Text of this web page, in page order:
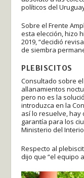
políticos del
Sobre el Frente
esta elección, hizo
2019, “decidió
de siembra
PLEBISCITOS
Consultado sobre
allanamientos
pero no es la
introduzca en la
así lo resuelve,
garantía para los
Ministerio del
Respecto al
dijo que “el equipo